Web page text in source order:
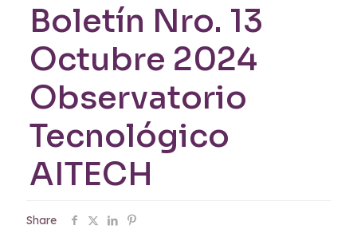
Boletín Nro. 13
Octubre 2024
Observatorio
Tecnológico
AITECH
Share